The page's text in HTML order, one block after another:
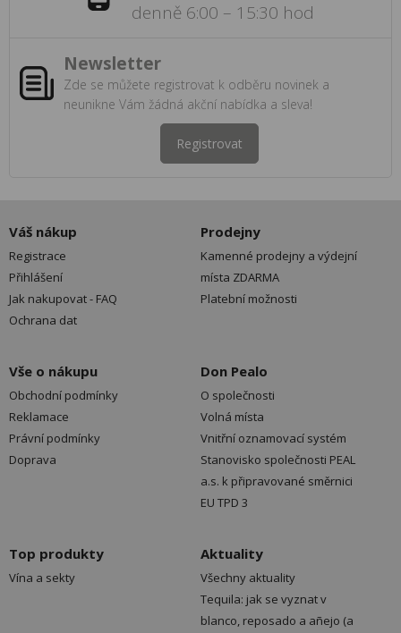
denně 6:00 – 15:30 hod
Newsletter
Zde se můžete registrovat k odběru novinek a
neunikne Vám žádná akční nabídka a sleva!
Registrovat
Váš nákup
Registrace
Přihlášení
Jak nakupovat - FAQ
Ochrana dat
Prodejny
Kamenné prodejny a výdejní
místa ZDARMA
Platební možnosti
Vše o nákupu
Obchodní podmínky
Reklamace
Právní podmínky
Doprava
Don Pealo
O společnosti
Volná místa
Vnitřní oznamovací systém
Stanovisko společnosti PEAL
a.s. k připravované směrnici
EU TPD 3
Top produkty
Vína a sekty
Aktuality
Všechny aktuality
Tequila: jak se vyznat v
blanco, reposado a añejo (a